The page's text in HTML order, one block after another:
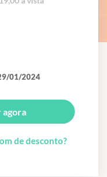
01/2024
agora
de desconto?